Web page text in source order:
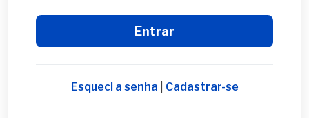
Esqueci a senha Cadastrar-se